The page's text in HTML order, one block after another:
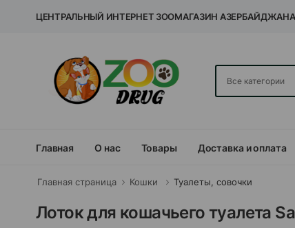
ЦЕНТРАЛЬНЫЙ ИНТЕРНЕТ ЗООМАГАЗИН АЗЕРБАЙДЖАНА
Главная О нас Товары Доставка и оплата
Главная страница Кошки Туалеты, совочки
Лоток для кошачьего туалета